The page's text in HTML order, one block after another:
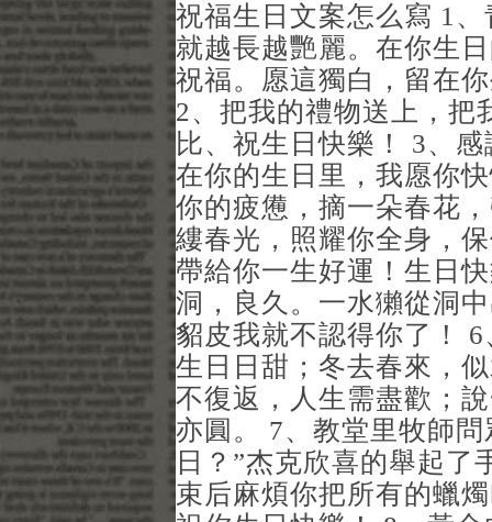
祝福生日文案怎么寫 1
就越長越艷麗。在你生
祝福。愿這獨白，留在
2、把我的禮物送上，把
比、祝生日快樂！ 3、
在你的生日里，我愿你
你的疲憊，摘一朵春花
縷春光，照耀你全身，
帶給你一生好運！生日
洞，良久。一水獺從洞
貂皮我就不認得你了！
生日日甜；冬去春來，
不復返，人生需盡歡；
亦圓。 7、教堂里牧師
日？”杰克欣喜的舉起了
束后麻煩你把所有的蠟